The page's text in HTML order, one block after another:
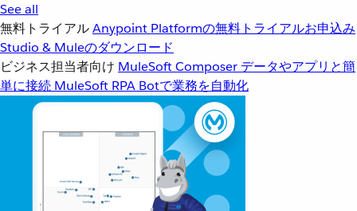
See all
無料トライアルAnypoint Platformの無料トライアルお申込み
Studio & Muleのダウンロード
ビジネス担当者向け MuleSoft Composer データやアプリと簡
単に接続 MuleSoft RPA Botで業務を自動化